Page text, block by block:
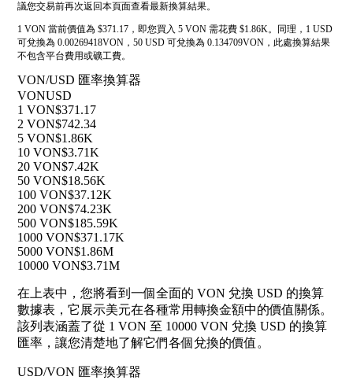
議您交易前再次返回本頁面查看最新換算結果。
1 VON 當前價值為 $371.17，即您買入 5 VON 需花費 $1.86K。同理，1 USD
可兌換為 0.00269418VON，50 USD 可兌換為 0.134709VON，此處換算結果
不包含平台費用或礦工費。
VON/USD 匯率換算器
VONUSD
1 VON$371.17
2 VON$742.34
5 VON$1.86K
10 VON$3.71K
20 VON$7.42K
50 VON$18.56K
100 VON$37.12K
200 VON$74.23K
500 VON$185.59K
1000 VON$371.17K
5000 VON$1.86M
10000 VON$3.71M
在上表中，您將看到一個全面的 VON 兌換 USD 的換算
數據表，它展示美元在各種常用轉換金額中的價值關係。
該列表涵蓋了從 1 VON 至 10000 VON 兌換 USD 的換算
匯率，讓您清楚地了解它們各個兌換的價值。
USD/VON 匯率換算器